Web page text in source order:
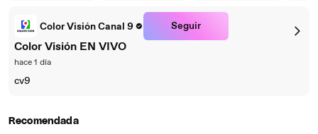
Color Visión Canal 9 Seguir
Color Visión EN VIVO
hace 1 día
cv9
Recomendada